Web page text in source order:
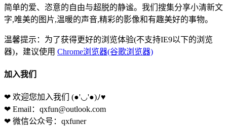
简单的爱、恣意的自由与超脱的静谧。我们搜集分享小清新文
字,唯美的图片,温暖的声音,精彩的影像和有趣美好的事物。
温馨提示：为了获得更好的浏览体验(不支持IE9以下的浏览
器)，建议使用 Chrome浏览器(谷歌浏览器)
加入我们
❤ 欢迎您加入我们 (●'◡'●)ﾉ♥
❤ Email：qxfun@outlook.com
❤ 微信公众号：qxfuner